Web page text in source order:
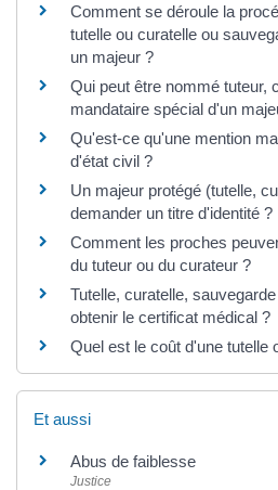
Comment se déroule la
tutelle ou curatelle ou
un majeur ?
Qui peut être nommé tuteur,
mandataire spécial d'un
Qu'est-ce qu'une mention
d'état civil ?
Un majeur protégé (tutelle,
demander un titre d'identité ?
Comment les proches
du tuteur ou du curateur ?
Tutelle, curatelle,
obtenir le certificat médical ?
Quel est le coût d'une tutelle
Et aussi
Abus de faiblesse
Justice